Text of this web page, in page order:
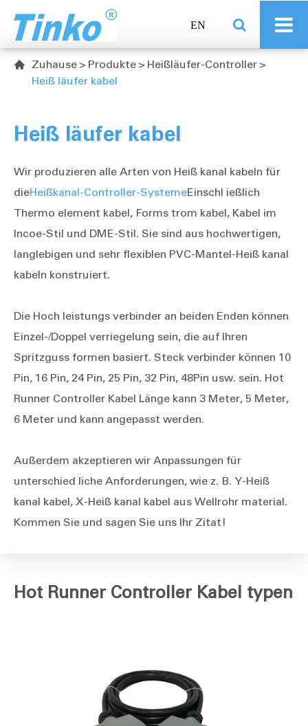
EN
 Zuhause Produkte
Heißläufer-Controller
Heiß läufer kabel
Heiß läufer kabel
Wir produzieren alle Arten von Heiß kanal kabeln für
dieHeißkanal-Controller-SystemeEinschl ießlich
Thermo element kabel, Forms trom kabel, Kabel im
Incoe-Stil und DME-Stil. Sie sind aus hochwertigen,
langlebigen und sehr flexiblen PVC-Mantel-Heiß kanal
kabeln konstruiert.
Die Hoch leistungs verbinder an beiden Enden können
Einzel-/Doppel verriegelung sein, die auf Ihren
Spritzguss formen basiert. Steck verbinder können 10
Pin, 16 Pin, 24 Pin, 25 Pin, 32 Pin, 48Pin usw. sein. Hot
Runner Controller Kabel Länge kann 3 Meter, 5 Meter,
6 Meter und kann angepasst werden.
Außerdem akzeptieren wir Anpassungen für
unterschied liche Anforderungen, wie z. B. Y-Heiß
kanal kabel, X-Heiß kanal kabel aus Wellrohr material.
Kommen Sie und sagen Sie uns Ihr Zitat!
Hot Runner Controller Kabel typen